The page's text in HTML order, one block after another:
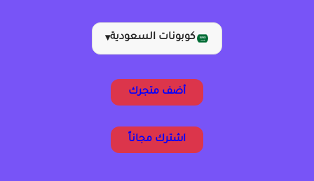
كوبونات السعودية▾
أضف متجرك
اشترك مجاناً